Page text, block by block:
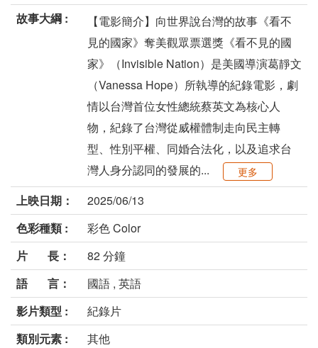
故事大綱 :
【電影簡介】向世界說台灣的故事《看不
見的國家》奪美觀眾票選獎《看不見的國
家》（Invisible Nation）是美國導演葛靜文
（Vanessa Hope）所執導的紀錄電影，劇
情以台灣首位女性總統蔡英文為核心人
物，紀錄了台灣從威權體制走向民主轉
型、性別平權、同婚合法化，以及追求台
灣人身分認同的發展的...
更多
上映日期：
2025/06/13
色彩種類 :
彩色 Color
片 長：
82 分鐘
語 言：
國語 , 英語
影片類型 :
紀錄片
類別元素 :
其他